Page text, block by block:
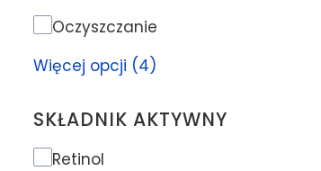
Oczyszczanie
Więcej opcji (4)
SKŁADNIK AKTYWNY
Składnik aktywny
Retinol